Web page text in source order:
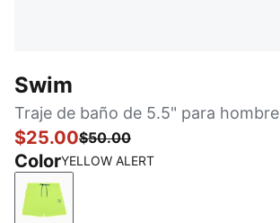
Swim
Traje de baño de 5.5" para hombre
$25.00$50.00
ColorYELLOW ALERT
YELLOW ALERT